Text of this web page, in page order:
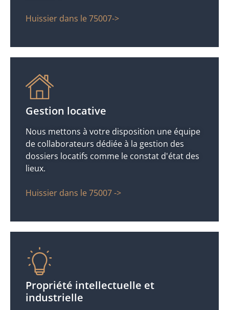
Huissier dans le 75007->
Gestion locative
Nous mettons à votre disposition une équipe
de collaborateurs dédiée à la gestion des
dossiers locatifs comme le constat d'état des
lieux.
Huissier dans le 75007 ->
Propriété intellectuelle et
industrielle